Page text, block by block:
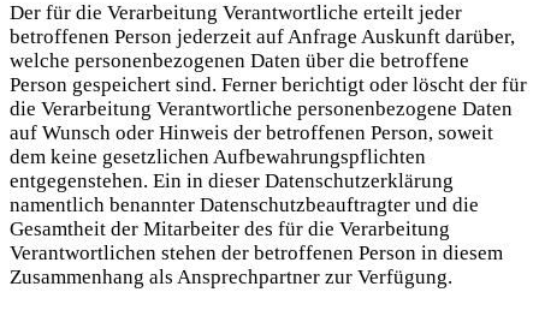
Der für die Verarbeitung Verantwortliche erteilt jeder
betroffenen Person jederzeit auf Anfrage Auskunft darüber,
welche personenbezogenen Daten über die betroffene
Person gespeichert sind. Ferner berichtigt oder löscht der für
die Verarbeitung Verantwortliche personenbezogene Daten
auf Wunsch oder Hinweis der betroffenen Person, soweit
dem keine gesetzlichen Aufbewahrungspflichten
entgegenstehen. Ein in dieser Datenschutzerklärung
namentlich benannter Datenschutzbeauftragter und die
Gesamtheit der Mitarbeiter des für die Verarbeitung
Verantwortlichen stehen der betroffenen Person in diesem
Zusammenhang als Ansprechpartner zur Verfügung.